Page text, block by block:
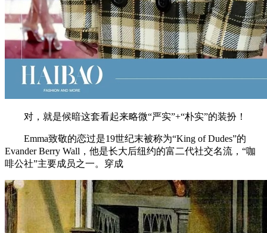
对，就是候暗这套看起来略微“严实”+“朴实”的装扮！
Emma致敬的恋过是19世纪末被称为“King of Dudes”的
Evander Berry Wall，他是长大后纽约的富二代社交名流，“咖
啡公社”主要成员之一。穿成